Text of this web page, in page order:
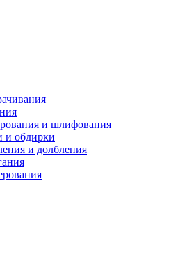
и шлифования
и обдирки
и долбления